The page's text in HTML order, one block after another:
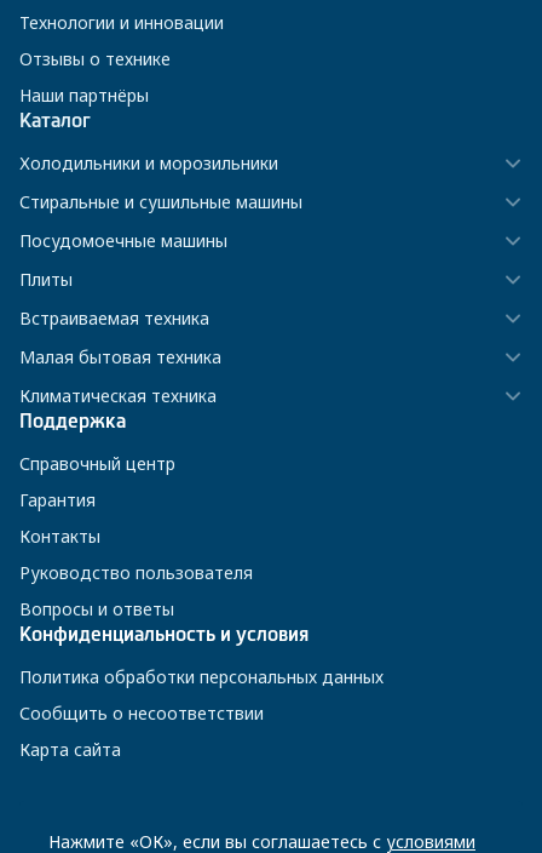
Технологии и инновации
Отзывы о технике
Наши партнёры
Каталог
Холодильники и морозильники
Стиральные и сушильные машины
Посудомоечные машины
Плиты
Встраиваемая техника
Малая бытовая техника
Климатическая техника
Поддержка
Справочный центр
Гарантия
Контакты
Руководство пользователя
Вопросы и ответы
Конфиденциальность и условия
Политика обработки персональных данных
Сообщить о несоответствии
Карта сайта
8 800 200-23-56
Нажмите «ОК», если вы соглашаетесь с условиями